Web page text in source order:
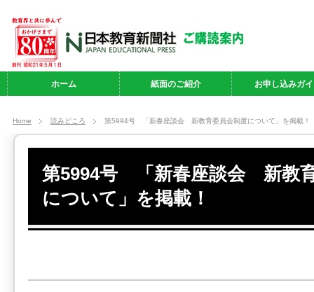
ホーム 紙面のご紹介 お申し込みガ
Home 読みどころ 第5994号 「新春座談会 新教育委員会制度について」を掲載！
第5994号 「新春座談会 新教
について」を掲載！